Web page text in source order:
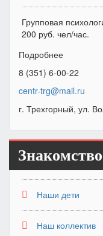
Групповая
200 руб. чел/час.
Подробнее
8 (351) 6-00-22
centr-trg@mail.ru
г. Трехгорный, ул.
Наши дети
Наш коллектив